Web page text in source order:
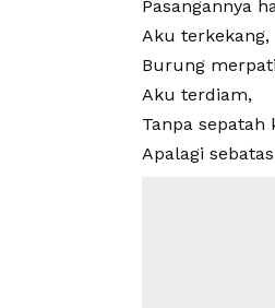
Pasangannya
Aku terkekang,
Burung
Aku terdiam,
Tanpa sepatah
Apalagi